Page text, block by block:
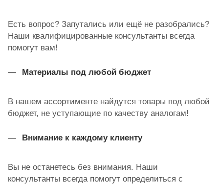
Есть вопрос? Запутались или ещё не разобрались?
Наши квалифицированные консультанты всегда
помогут вам!
Материалы под любой бюджет
В нашем ассортименте найдутся товары под любой
бюджет, не уступающие по качеству аналогам!
Внимание к каждому клиенту
Вы не останетесь без внимания. Наши
консультанты всегда помогут определиться с